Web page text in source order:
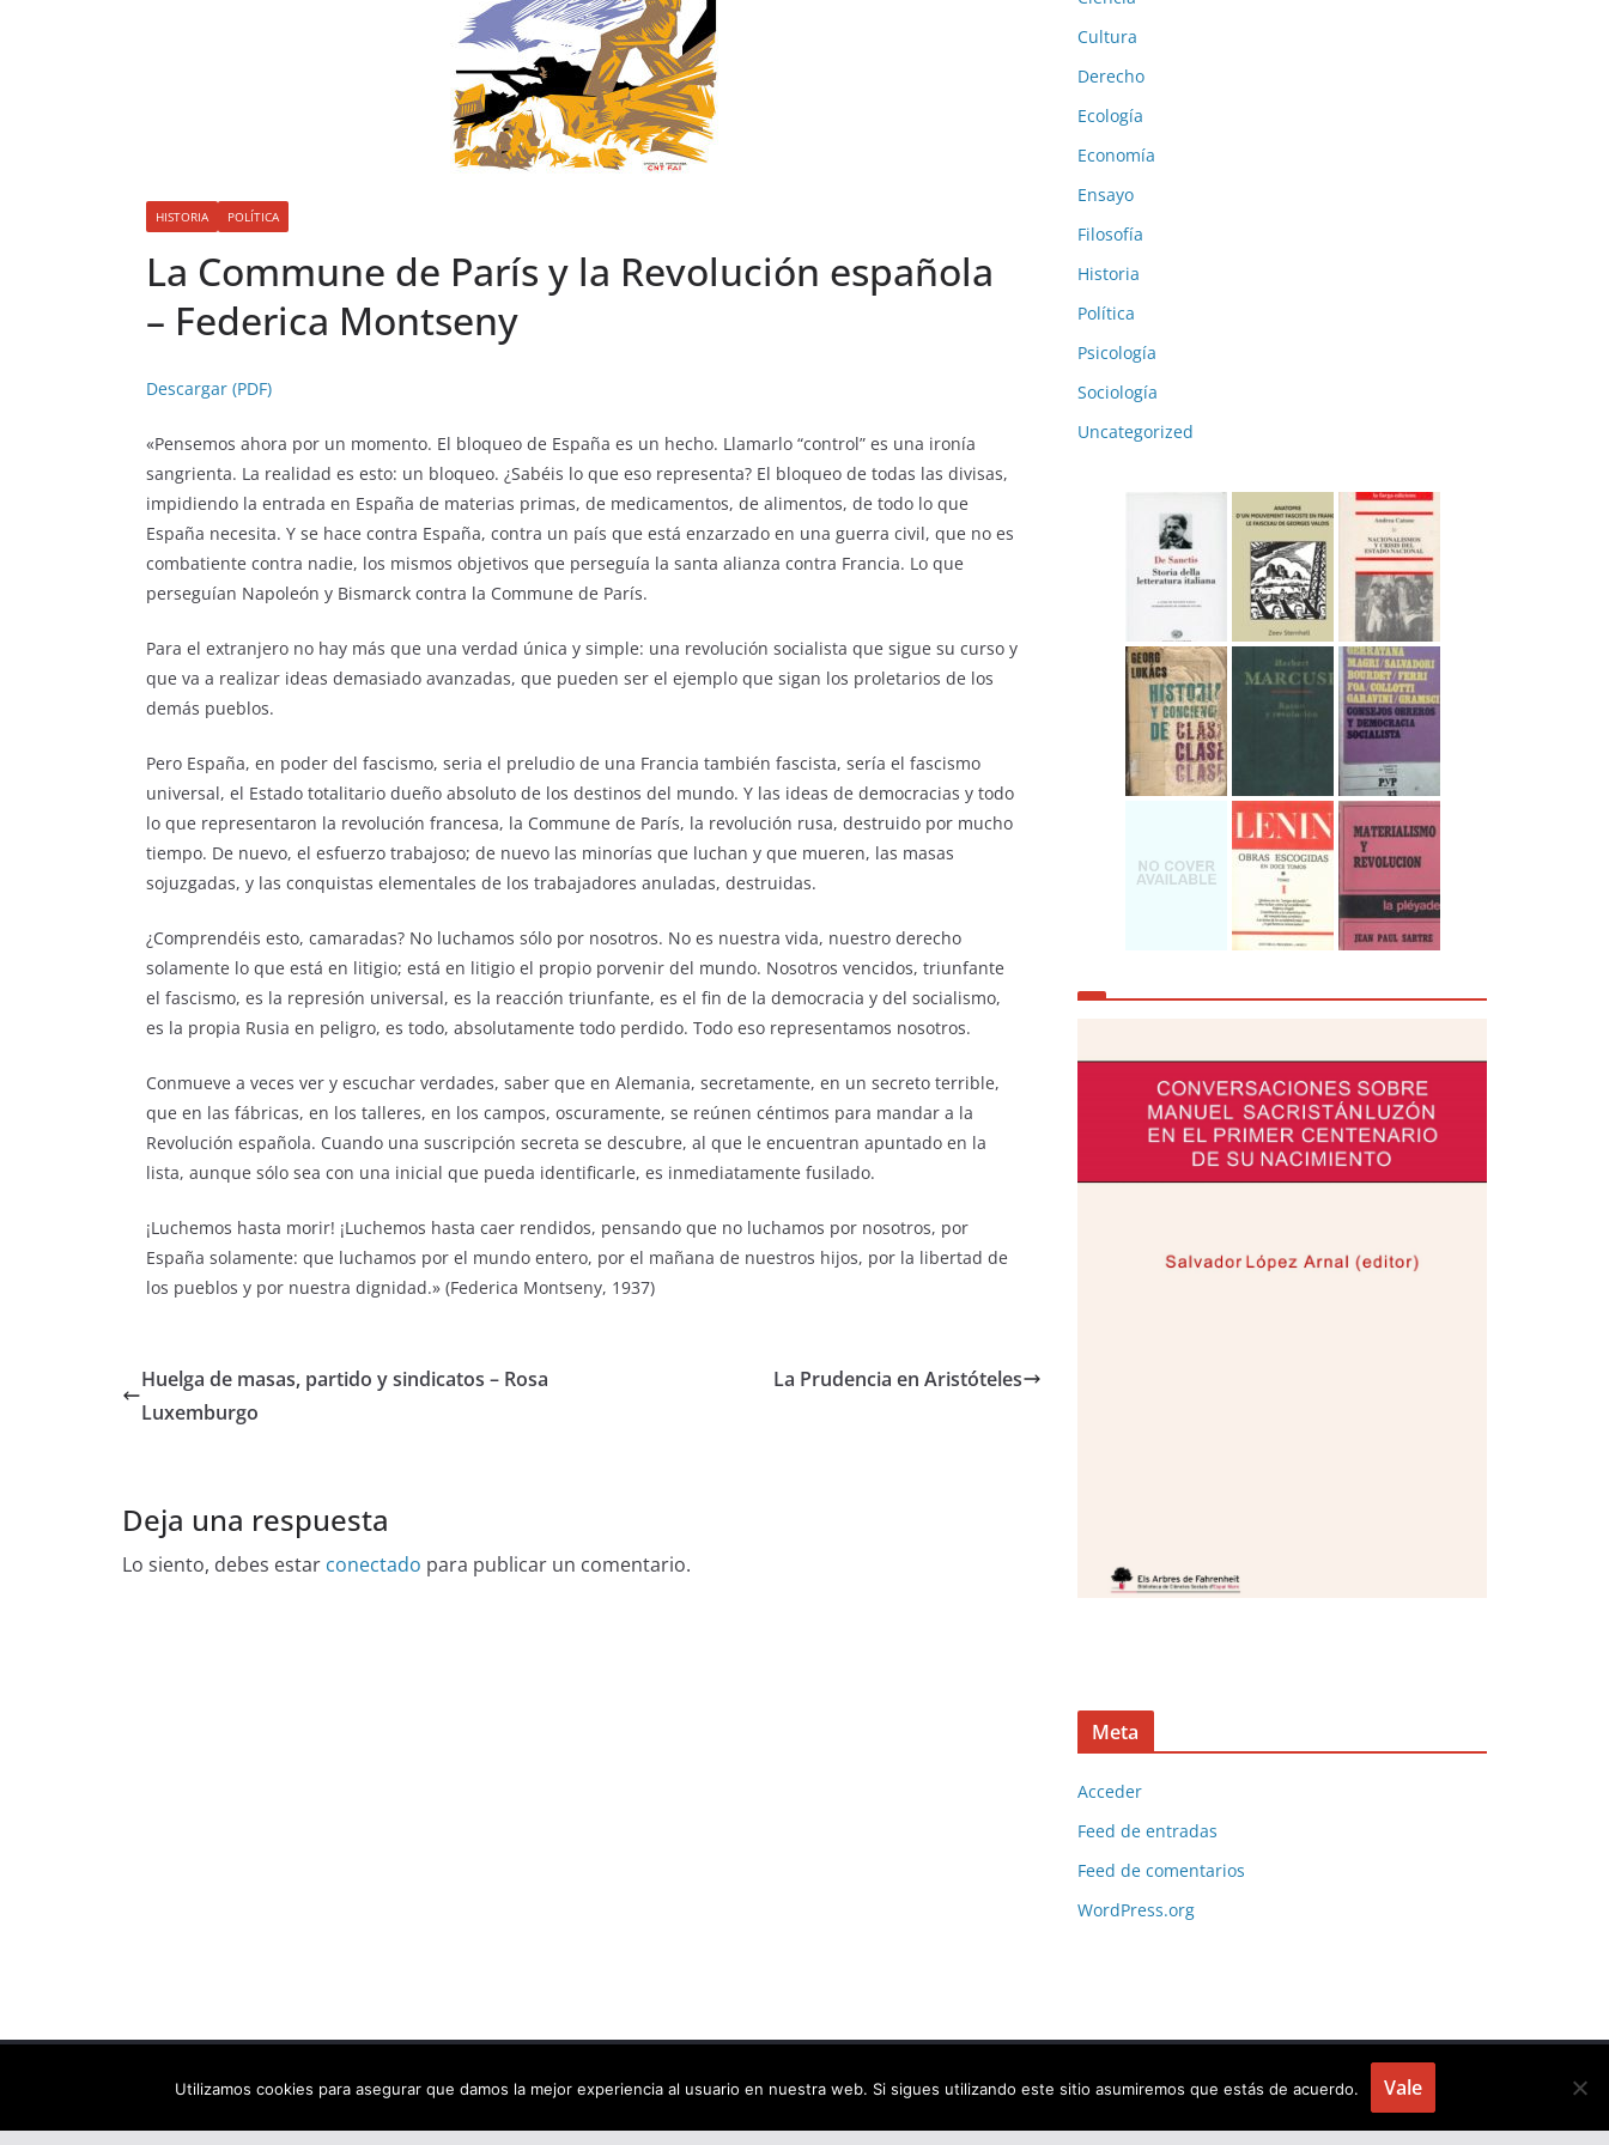
HISTORIA POLÍTICA
La Commune de París y la Revolución española
– Federica Montseny
Descargar (PDF)
«Pensemos ahora por un momento. El bloqueo de España es un hecho. Llamarlo “control” es una ironía
sangrienta. La realidad es esto: un bloqueo. ¿Sabéis lo que eso representa? El bloqueo de todas las divisas,
impidiendo la entrada en España de materias primas, de medicamentos, de alimentos, de todo lo que
España necesita. Y se hace contra España, contra un país que está enzarzado en una guerra civil, que no es
combatiente contra nadie, los mismos objetivos que perseguía la santa alianza contra Francia. Lo que
perseguían Napoleón y Bismarck contra la Commune de París.
Para el extranjero no hay más que una verdad única y simple: una revolución socialista que sigue su curso y
que va a realizar ideas demasiado avanzadas, que pueden ser el ejemplo que sigan los proletarios de los
demás pueblos.
Pero España, en poder del fascismo, seria el preludio de una Francia también fascista, sería el fascismo
universal, el Estado totalitario dueño absoluto de los destinos del mundo. Y las ideas de democracias y todo
lo que representaron la revolución francesa, la Commune de París, la revolución rusa, destruido por mucho
tiempo. De nuevo, el esfuerzo trabajoso; de nuevo las minorías que luchan y que mueren, las masas
sojuzgadas, y las conquistas elementales de los trabajadores anuladas, destruidas.
¿Comprendéis esto, camaradas? No luchamos sólo por nosotros. No es nuestra vida, nuestro derecho
solamente lo que está en litigio; está en litigio el propio porvenir del mundo. Nosotros vencidos, triunfante
el fascismo, es la represión universal, es la reacción triunfante, es el fin de la democracia y del socialismo,
es la propia Rusia en peligro, es todo, absolutamente todo perdido. Todo eso representamos nosotros.
Conmueve a veces ver y escuchar verdades, saber que en Alemania, secretamente, en un secreto terrible,
que en las fábricas, en los talleres, en los campos, oscuramente, se reúnen céntimos para mandar a la
Revolución española. Cuando una suscripción secreta se descubre, al que le encuentran apuntado en la
lista, aunque sólo sea con una inicial que pueda identificarle, es inmediatamente fusilado.
¡Luchemos hasta morir! ¡Luchemos hasta caer rendidos, pensando que no luchamos por nosotros, por
España solamente: que luchamos por el mundo entero, por el mañana de nuestros hijos, por la libertad de
los pueblos y por nuestra dignidad.» (Federica Montseny, 1937)
Huelga de masas, partido y sindicatos – Rosa
Luxemburgo
La Prudencia en Aristóteles
Deja una respuesta
Lo siento, debes estar conectado para publicar un comentario.
Cultura
Derecho
Ecología
Economía
Ensayo
Filosofía
Historia
Política
Psicología
Sociología
Uncategorized
Meta
Acceder
Feed de entradas
Feed de comentarios
WordPress.org
Copyright © 2026 Els arbres de Fahrenheit: biblioteca virtual
. Todos los derechos reservados.
Utilizamos cookies para asegurar que damos la mejor experiencia al usuario en nuestra web. Si sigues utilizando este sitio asumiremos que estás de acuerdo. Vale